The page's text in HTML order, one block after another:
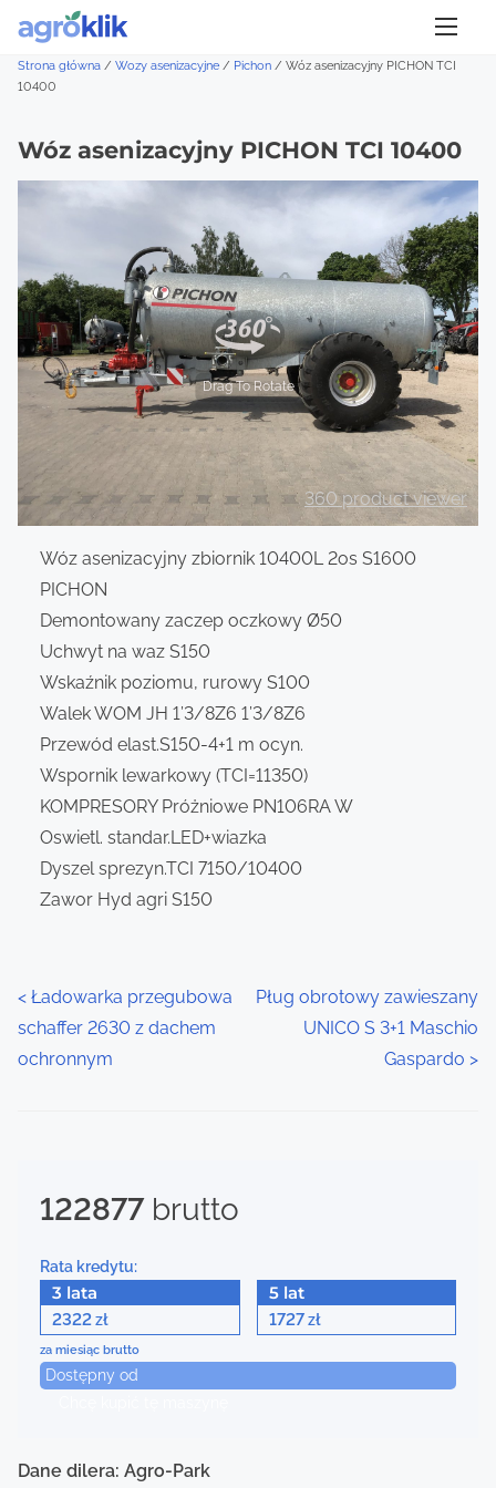
Strona główna / Wozy asenizacyjne / Pichon / Wóz asenizacyjny PICHON TCI
10400
Wóz asenizacyjny PICHON TCI 10400
360 product viewer
Drag To Rotate
Wóz asenizacyjny zbiornik 10400L 2os S1600
PICHON
Demontowany zaczep oczkowy Ø50
Uchwyt na waz S150
Wskaźnik poziomu, rurowy S100
Walek WOM JH 1’3/8Z6 1’3/8Z6
Przewód elast.S150-4+1 m ocyn.
Wspornik lewarkowy (TCI=11350)
KOMPRESORY Próżniowe PN106RA W
Oswietl. standar.LED+wiazka
Dyszel sprezyn.TCI 7150/10400
Zawor Hyd agri S150
P
o
< Ładowarka przegubowa
schaffer 2630 z dachem
ochronnym
Pług obrotowy zawieszany
UNICO S 3+1 Maschio
Gaspardo >
122877brutto
Rata kredytu:
3 lata
2322zł
5 lat
1727zł
za miesiąc brutto
Dostępny od
Dane dilera: Agro-Park